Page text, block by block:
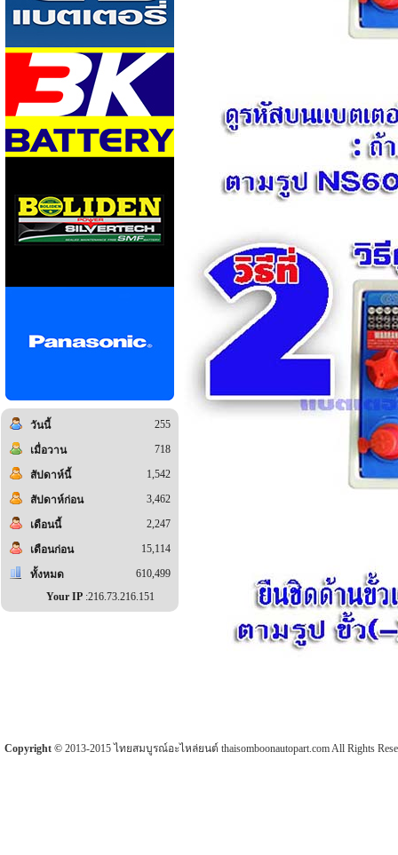
วันนี้ 255
เมื่อวาน 718
สัปดาห์นี้ 1,542
สัปดาห์ก่อน 3,462
เดือนนี้ 2,247
เดือนก่อน 15,114
ทั้งหมด
610,499
Your IP :216.73.216.151
Copyright © 2013-2015 ไทยสมบูรณ์อะไหล่ยนต์ thaisomboonautopart.com All Rights